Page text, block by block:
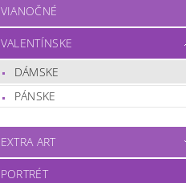
VIANOČNÉ
VALENTÍNSKE
DÁMSKE
PÁNSKE
EXTRA ART
PORTRÉT